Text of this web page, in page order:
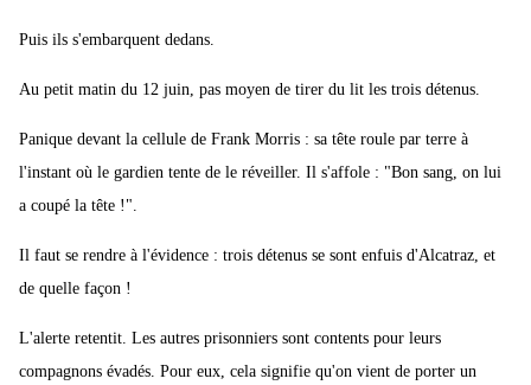
Puis ils s'embarquent dedans.
Au petit matin du 12 juin, pas moyen de tirer du lit les trois détenus.
Panique devant la cellule de Frank Morris : sa tête roule par terre à
l'instant où le gardien tente de le réveiller. Il s'affole : "Bon sang, on lui
a coupé la tête !".
Il faut se rendre à l'évidence : trois détenus se sont enfuis d'Alcatraz, et
de quelle façon !
L'alerte retentit. Les autres prisonniers sont contents pour leurs
compagnons évadés. Pour eux, cela signifie qu'on vient de porter un